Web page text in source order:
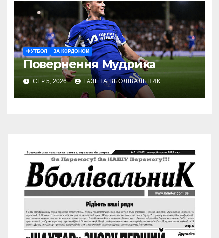
ФУТБОЛ ЗА КОРДОНОМ
Повернення Мудрика
СЕР 5, 2026 ГАЗЕТА ВБОЛІВАЛЬНИК